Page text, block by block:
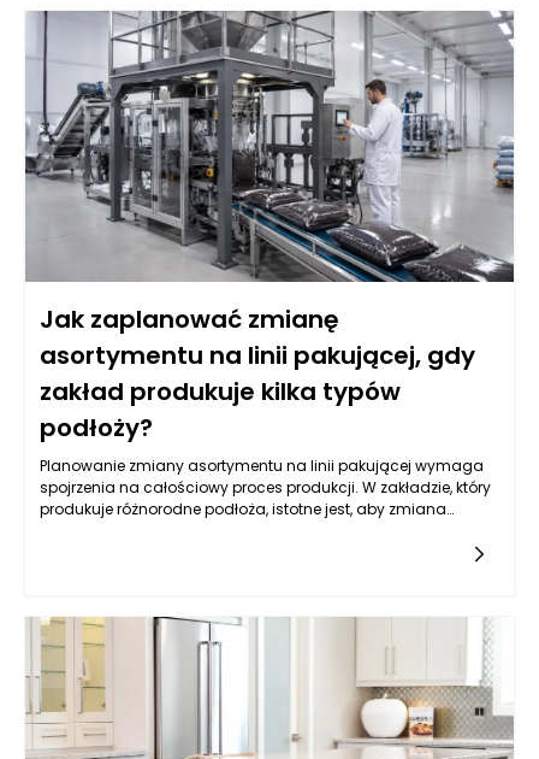
lub zbyt wilgotne podłoże także potrafi stworzyć sytuacje, w
których materiał przylega do powierzchni roboczych. Dobrze
zaprojektowane maszyny pakujące do ziemi ogrodowej
powinny być w stanie minimalizować te problemy poprzez
odpowiednie dostosowanie ich parametrów pracy. Właściwe
zrozumienie przyczyn tej sytuacji to pierwszy krok do
znalezienia skutecznych rozwiązań.
Jak zaplanować zmianę
asortymentu na linii pakującej, gdy
zakład produkuje kilka typów
podłoży?
Planowanie zmiany asortymentu na linii pakującej wymaga
spojrzenia na całościowy proces produkcji. W zakładzie, który
produkuje różnorodne podłoża, istotne jest, aby zmiana
analiza, które rodzaje podłoży cieszą się największym
zainteresowaniem oraz jakie zmiany mogą być wdrożone,
aby sprostać wymaganiom rynku. W tym kontekście maszyny
pakujące do ziemi ogrodowej muszą być odpowiednio
zaprogramowane, aby mogły obsługiwać różnorodne
produkty, zapewniając jednocześnie wysoką jakość
pakowania.